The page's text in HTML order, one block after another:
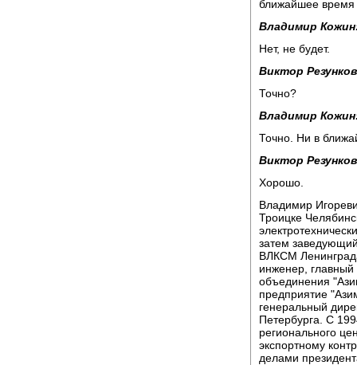
ближайшее время
Владимир
Нет, не будет.
Виктор
Точно?
Владимир
Точно. Ни в
Виктор
Хорошо.
Владимир
Троицке
затем
ВЛКСМ
инженер, главный
объединения
предприятие
генеральный
Петербурга. С
регионального
экспортному
делами